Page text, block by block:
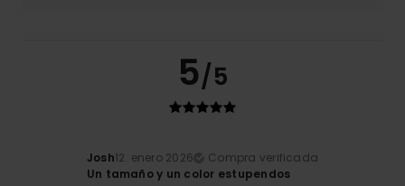
5/5
Josh12. enero 2026
Compra verificada
Un tamaño y un color estupendos